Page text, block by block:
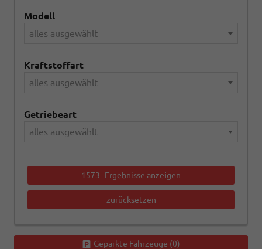
Modell
alles ausgewählt
Kraftstoffart
alles ausgewählt
Getriebeart
alles ausgewählt
1573 Ergebnisse anzeigen
zurücksetzen
Geparkte Fahrzeuge (0)